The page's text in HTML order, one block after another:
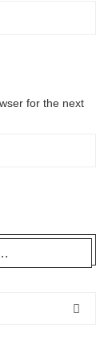
for the next